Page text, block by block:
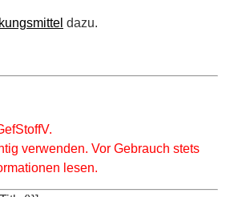
dazu.
verwenden. Vor Gebrauch stets
lesen.